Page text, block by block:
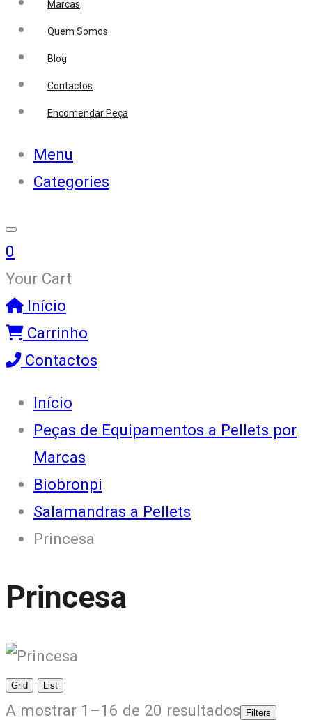
Marcas
Quem Somos
Blog
Contactos
Encomendar Peça
Menu
Categories
0
Your Cart
Início
Carrinho
Contactos
Início
Peças de Equipamentos a Pellets por
Marcas
Biobronpi
Salamandras a Pellets
Princesa
Princesa
Grid List
A mostrar 1–16 de 20 resultados Filters